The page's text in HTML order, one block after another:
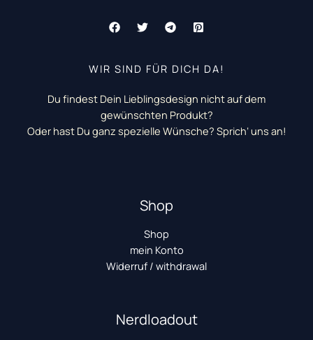
WIR SIND FÜR DICH DA!
Du findest Dein Lieblingsdesign nicht auf dem
gewünschten Produkt?
Oder hast Du ganz spezielle Wünsche? Sprich‘ uns an!
Shop
Shop
mein Konto
Widerruf / withdrawal
Nerdloadout